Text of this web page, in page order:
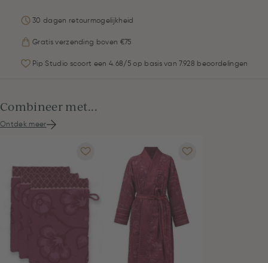
30 dagen retourmogelijkheid
Gratis verzending boven €75
Pip Studio scoort een 4.68/5 op basis van 7.928 beoordelingen
Combineer met...
Ontdek meer